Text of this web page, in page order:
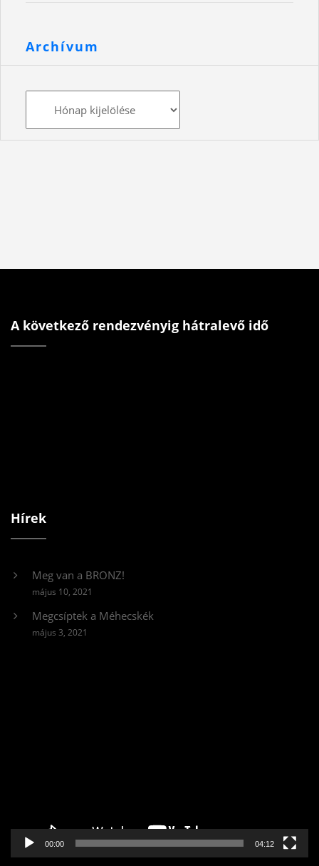
Archívum
A következő rendezvényig hátralevő idő
Hírek
Meg van a BRONZ!
május 10, 2021
Megcsíptek a Méhecskék
május 3, 2021
00:00 04:12